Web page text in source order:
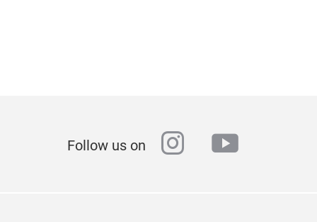
Follow us on instagram
youtube